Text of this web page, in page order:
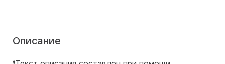
Описание